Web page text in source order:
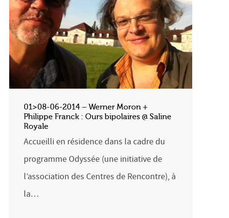
01>08-06-2014 – Werner Moron +
Philippe Franck : Ours bipolaires @ Saline
Royale
Accueilli en résidence dans la cadre du
programme Odyssée (une initiative de
l’association des Centres de Rencontre), à
la…